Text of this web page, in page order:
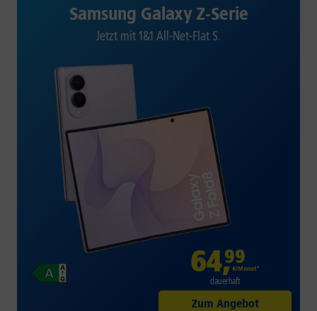
Samsung Galaxy Z-Serie
Jetzt mit 1&1 All-Net-Flat S.
64,99
€/Monat*
dauerhaft
Zum Angebot